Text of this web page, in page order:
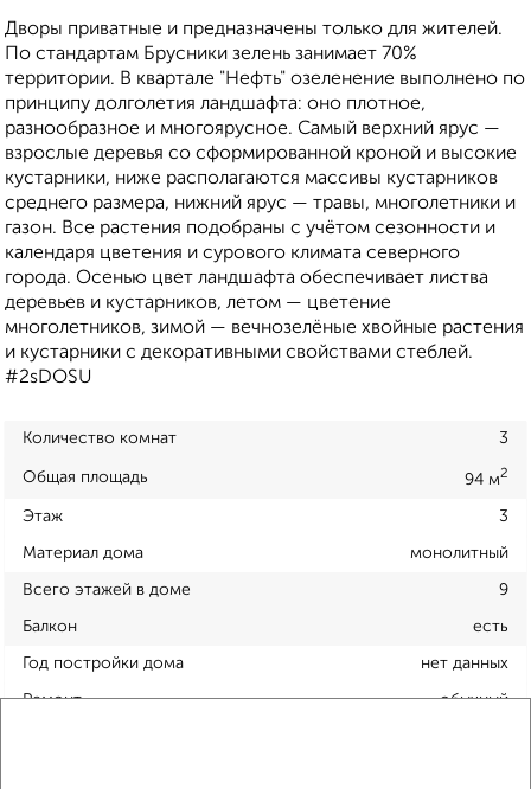
Дворы приватные и предназначены только для жителей.
По стандартам Брусники зелень занимает 70%
территории. В квартале "Нефть" озеленение выполнено по
принципу долголетия ландшафта: оно плотное,
разнообразное и многоярусное. Самый верхний ярус —
взрослые деревья со сформированной кроной и высокие
кустарники, ниже располагаются массивы кустарников
среднего размера, нижний ярус — травы, многолетники и
газон. Все растения подобраны с учётом сезонности и
календаря цветения и сурового климата северного
города. Осенью цвет ландшафта обеспечивает листва
деревьев и кустарников, летом — цветение
многолетников, зимой — вечнозелёные хвойные растения
и кустарники с декоративными свойствами стеблей.
#2sDOSU
Количество комнат 3
Общая площадь 94 м2
Этаж 3
Материал дома монолитный
Всего этажей в доме 9
Балкон есть
Год постройки дома нет данных
Ремонт обычный